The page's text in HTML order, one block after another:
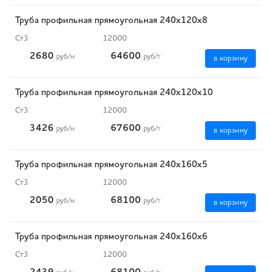
Труба профильная прямоугольная 240х120х8
Ст3 12000
2680 руб/м 64600 руб/т в корзину
Труба профильная прямоугольная 240х120х10
Ст3 12000
3426 руб/м 67600 руб/т в корзину
Труба профильная прямоугольная 240х160х5
Ст3 12000
2050 руб/м 68100 руб/т в корзину
Труба профильная прямоугольная 240х160х6
Ст3 12000